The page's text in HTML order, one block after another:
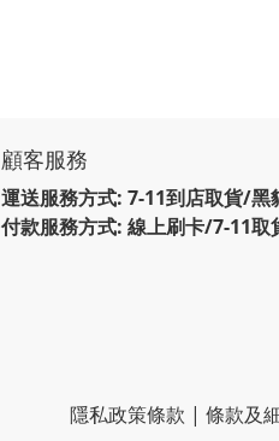
顧客服務
運送服務方式: 7-11到店取貨/黑
付款服務方式: 線上刷卡/7-11取
隱私政策條款 | 條款及